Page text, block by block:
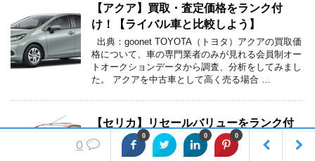
【アクア】買取・査定価格をランク付
け！【ライバル車と比較しよう】
出典：goonet TOYOTA（トヨタ）アクアの買取価
格について、車の専門業者のみが見れる会員制オー
トオークションデータから調査、分析をしてみまし
た。 アクアを中古車として高く売る場合 …
【セリカ】リセールバリューをランク付
け！
30代以降の方は大半知っている車でしょう。 出
0 0 0
0